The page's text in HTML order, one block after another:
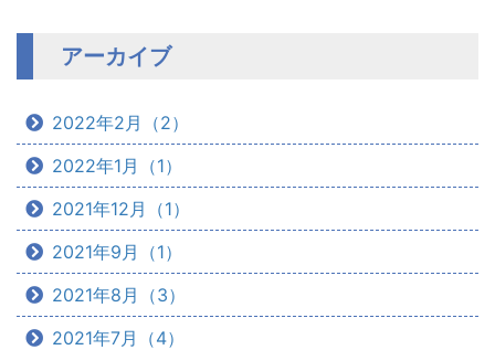
アーカイブ
2022年2月（2）
2022年1月（1）
2021年12月（1）
2021年9月（1）
2021年8月（3）
2021年7月（4）